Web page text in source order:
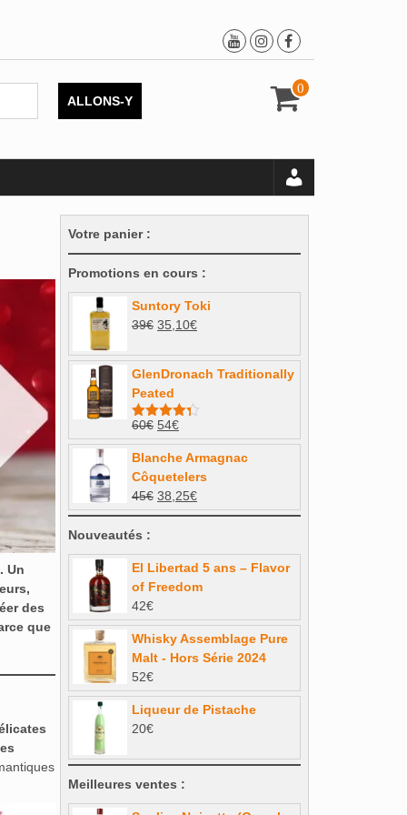
0
ALLONS-Y
Un
des
que
Votre panier :
Promotions en cours :
Suntory Toki
39€ Le
initial
était :
39€.
35,10€Le
actuel
est :
GlenDronach Traditionally
Peated
Note4.33
sur 5
60€ Le
prix
initial
était :
60€.
54€Le
prix
actuel
est :
54€.
Blanche Armagnac
Côquetelers
45€ Le
prix
était :
45€.
38,25€Le
prix
est :
38,25€.
Nouveautés :
El Libertad 5 ans – Flavor
of Freedom
42€
Whisky Assemblage Pure
Malt - Hors Série 2024
52€
Liqueur de Pistache
20€
Meilleures ventes :